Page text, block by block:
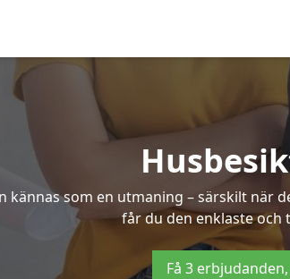
kännas som en utmaning – särskilt
får du den enklaste och
Få 3